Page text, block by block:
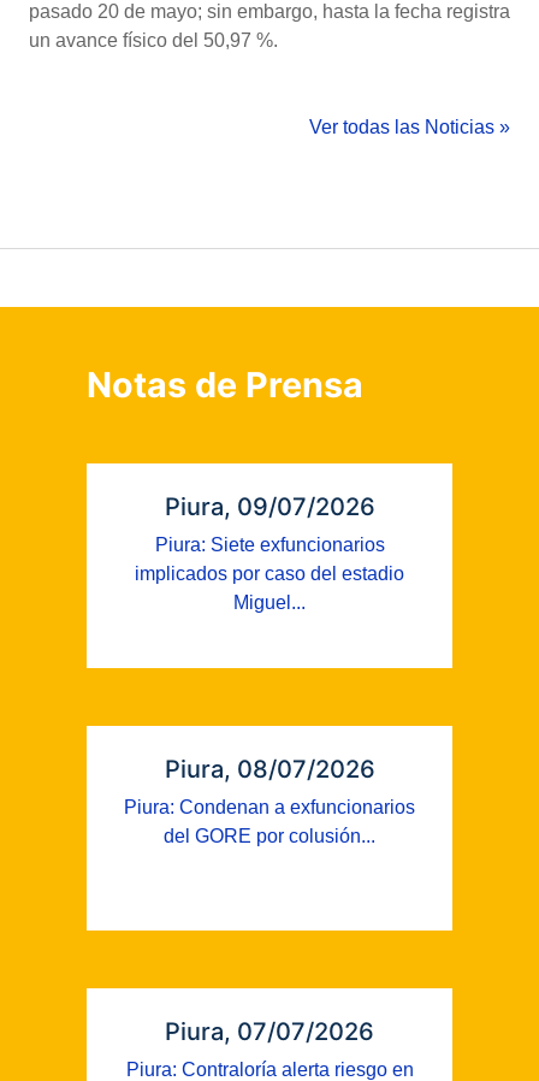
pasado 20 de mayo; sin embargo, hasta la fecha registra
un avance físico del 50,97 %.
Ver todas las Noticias »
Notas de Prensa
Piura, 09/07/2026
Piura: Siete exfuncionarios
implicados por caso del estadio
Miguel...
Piura, 08/07/2026
Piura: Condenan a exfuncionarios
del GORE por colusión...
Piura, 07/07/2026
Piura: Contraloría alerta riesgo en